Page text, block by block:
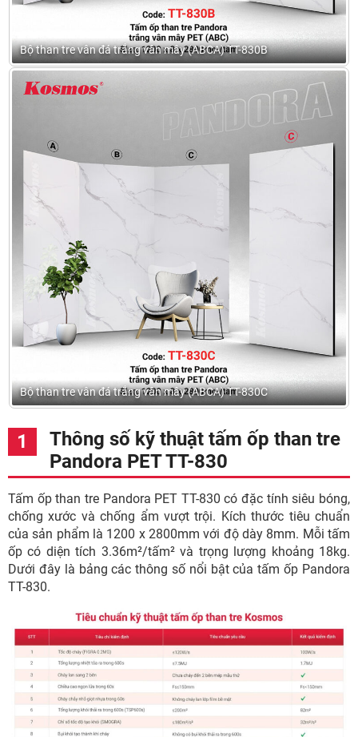
Bộ than tre vân đá trắng vân mây (ABCA) TT-830B
Bộ than tre vân đá trắng vân mây (ABCA) TT-830C
Thông số kỹ thuật tấm ốp than tre
Pandora PET TT-830
Tấm ốp than tre Pandora PET TT-830 có đặc tính siêu bóng,
chống xước và chống ẩm vượt trội. Kích thước tiêu chuẩn
của sản phẩm là 1200 x 2800mm với độ dày 8mm. Mỗi tấm
ốp có diện tích 3.36m²/tấm² và trọng lượng khoảng 18kg.
Dưới đây là bảng các thông số nổi bật của tấm ốp Pandora
TT-830.